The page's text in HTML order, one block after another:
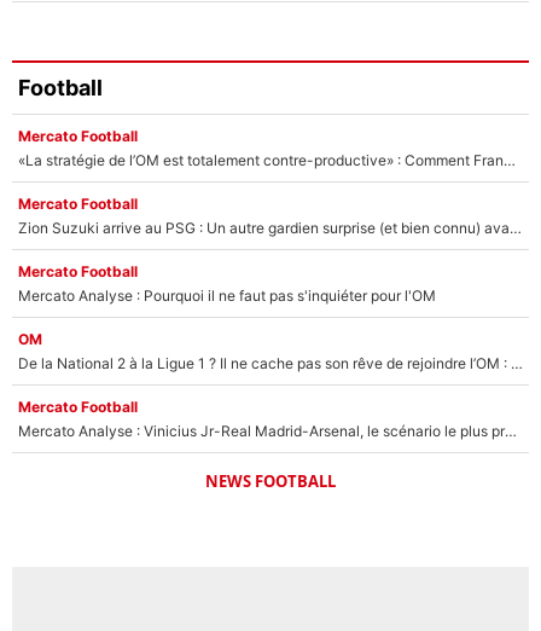
Football
Mercato Football
«La stratégie de l’OM est totalement contre-productive» : Comment Frank McCourt vient plomber les plans de Grégory Lorenzi dans ce mercato
Mercato Football
Zion Suzuki arrive au PSG : Un autre gardien surprise (et bien connu) avait été imaginé par Luis Campos !
Mercato Football
Mercato Analyse : Pourquoi il ne faut pas s'inquiéter pour l'OM
OM
De la National 2 à la Ligue 1 ? Il ne cache pas son rêve de rejoindre l’OM : «Pourquoi pas moi ?»
Mercato Football
Mercato Analyse : Vinicius Jr-Real Madrid-Arsenal, le scénario le plus probable est...
NEWS FOOTBALL